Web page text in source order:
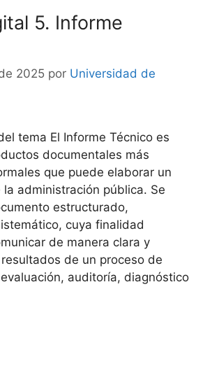
5. Informe
2025 por Universidad de
tema El Informe Técnico es
documentales más
que puede elaborar un
administración pública. Se
estructurado,
cuya finalidad
de manera clara y
de un proceso de
auditoría, diagnóstico